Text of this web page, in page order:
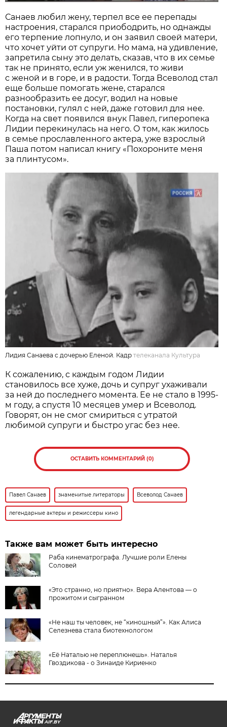
Санаев любил жену, терпел все ее перепады
настроения, старался приободрить, но однажды
его терпение лопнуло, и он заявил своей матери,
что хочет уйти от супруги. Но мама, на удивление,
запретила сыну это делать, сказав, что в их семье
так не принято, если уж женился, то живи
с женой и в горе, и в радости. Тогда Всеволод стал
еще больше помогать жене, старался
разнообразить ее досуг, водил на новые
постановки, гулял с ней, даже готовил для нее.
Когда на свет появился внук Павел, гиперопека
Лидии перекинулась на него. О том, как жилось
в семье прославленного актера, уже взрослый
Паша потом написал книгу «Похороните меня
за плинтусом».
Лидия Санаева с дочерью Еленой. Кадртелеканала Культура
К сожалению, с каждым годом Лидии
становилось все хуже, дочь и супруг ухаживали
за ней до последнего момента. Ее не стало в 1995-
м году, а спустя 10 месяцев умер и Всеволод.
Говорят, он не смог смириться с утратой
любимой супруги и быстро угас без нее.
ОСТАВИТЬ КОММЕНТАРИЙ (0)
Павел Санаев знаменитые литераторы Всеволод Санаев
легендарные актеры и режиссеры кино
Также вам может быть интересно
Раба кинематрографа. Лучшие роли Елены
Соловей
«Это странно, но приятно». Вера Алентова — о
прожитом и сыгранном
«Не наш ты человек, не “киношный”». Как Алиса
Селезнева стала биотехнологом
«Её Наталью не переплюнешь». Наталья
Гвоздикова - о Зинаиде Кириенко
AIF.BY